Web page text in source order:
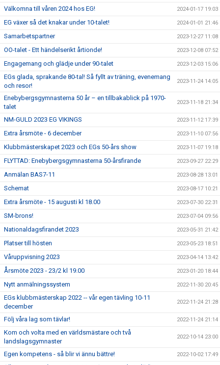
Välkomna till våren 2024 hos EG! 2024-01-17 19:03
EG växer så det knakar under 10-talet! 2024-01-01 21:46
Samarbetspartner 2023-12-27 11:08
OO-talet - Ett händelserikt årtionde! 2023-12-08 07:52
Engagemang och glädje under 90-talet 2023-12-03 15:06
EGs glada, sprakande 80-tal! Så fyllt av träning, evenemang
och resor!
2023-11-24 14:05
Enebybergsgymnasterna 50 år – en tillbakablick på 1970-
talet
2023-11-18 21:34
NM-GULD 2023 EG VIKINGS 2023-11-12 17:39
Extra årsmöte - 6 december 2023-11-10 07:56
Klubbmästerskapet 2023 och EGs 50-års show 2023-11-07 19:18
FLYTTAD: Enebybergsgymnasterna 50-årsfirande 2023-09-27 22:29
Anmälan BAS7-11 2023-08-28 13:01
Schemat 2023-08-17 10:21
Extra årsmöte - 15 augusti kl 18.00 2023-07-30 22:31
SM-brons! 2023-07-04 09:56
Nationaldagsfirandet 2023 2023-05-31 21:42
Platser till hösten 2023-05-23 18:51
Våruppvisning 2023 2023-04-14 13:42
Årsmöte 2023 - 23/2 kl 19.00 2023-01-20 18:44
Nytt anmälningssystem 2022-11-30 20:45
EGs klubbmästerskap 2022 -- vår egen tävling 10-11
december
2022-11-24 21:28
Följ våra lag som tävlar! 2022-11-24 21:14
Kom och volta med en världsmästare och två
landslagsgymnaster
2022-10-14 23:00
Egen kompetens - så blir vi ännu bättre! 2022-10-02 17:49